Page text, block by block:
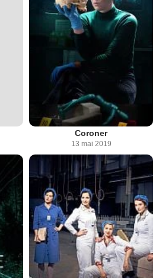
Coroner
13 mai 2019